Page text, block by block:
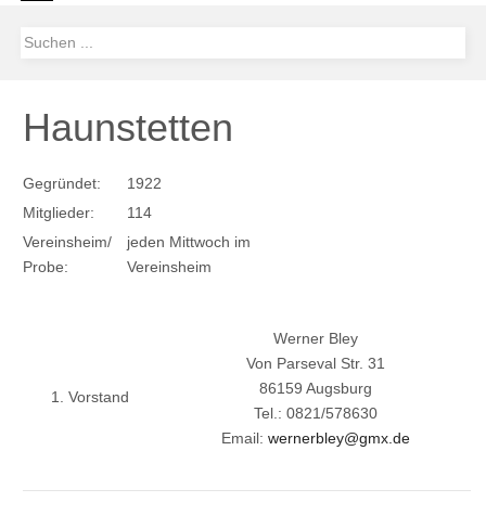
Haunstetten
Gegründet:
1922
Mitglieder:
114
Vereinsheim/
Probe:
jeden Mittwoch im
Vereinsheim
1. Vorstand
Werner Bley
Von Parseval Str. 31
86159 Augsburg
Tel.: 0821/578630
Email:wernerbley@gmx.de